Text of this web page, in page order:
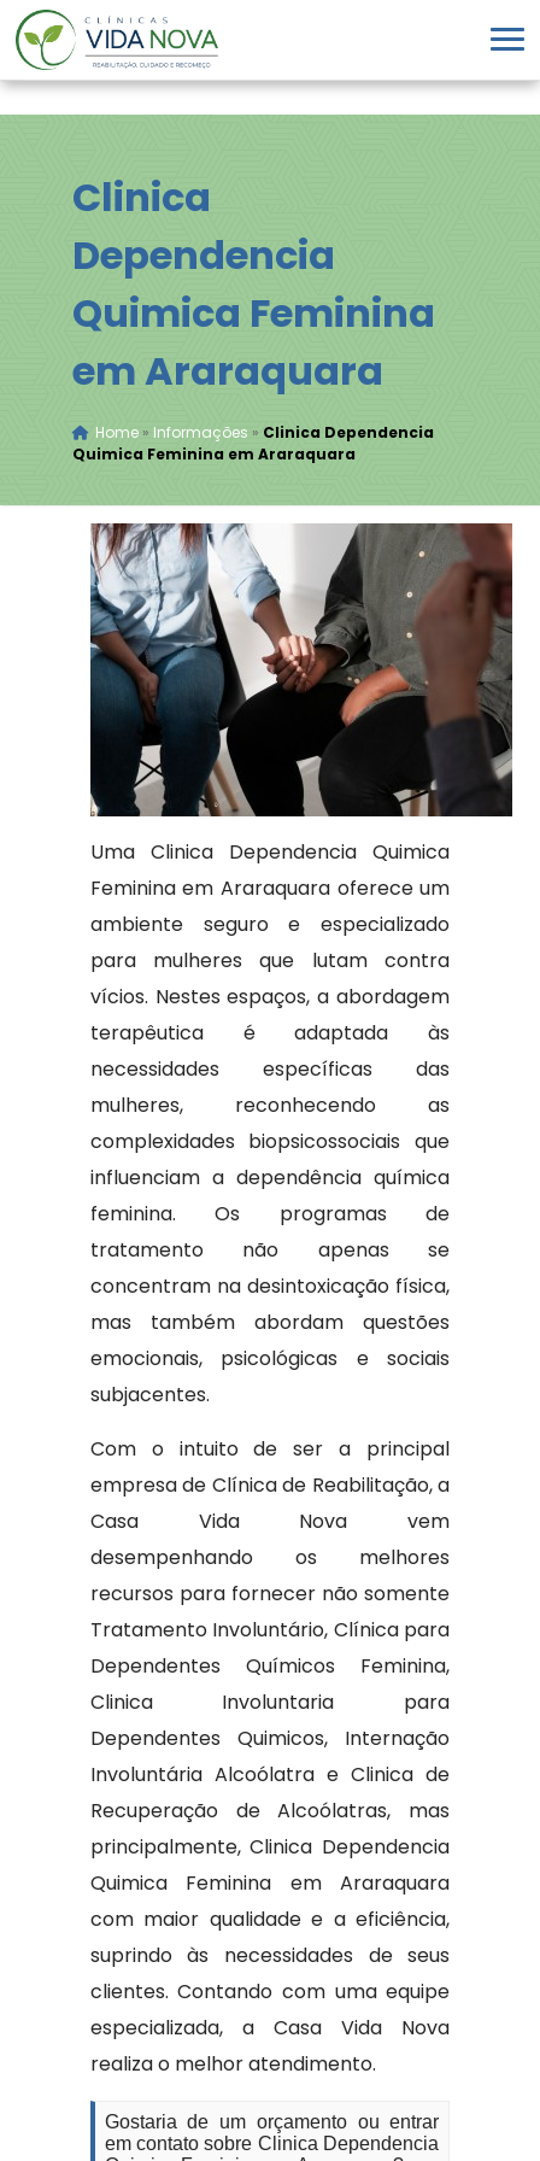
Clinica
Dependencia
Quimica Feminina
em Araraquara
Home» Informações » Clinica Dependencia
Quimica Feminina em Araraquara
Uma Clinica Dependencia Quimica
Feminina em Araraquara oferece um
ambiente seguro e especializado
para mulheres que lutam contra
vícios. Nestes espaços, a abordagem
terapêutica é adaptada às
necessidades específicas das
mulheres, reconhecendo as
complexidades biopsicossociais que
influenciam a dependência química
feminina. Os programas de
tratamento não apenas se
concentram na desintoxicação física,
mas também abordam questões
emocionais, psicológicas e sociais
subjacentes.
Com o intuito de ser a principal
empresa de Clínica de Reabilitação, a
Casa Vida Nova vem
desempenhando os melhores
recursos para fornecer não somente
Tratamento Involuntário, Clínica para
Dependentes Químicos Feminina,
Clinica Involuntaria para
Dependentes Quimicos, Internação
Involuntária Alcoólatra e Clinica de
Recuperação de Alcoólatras, mas
principalmente, Clinica Dependencia
Quimica Feminina em Araraquara
com maior qualidade e a eficiência,
suprindo às necessidades de seus
clientes. Contando com uma equipe
especializada, a Casa Vida Nova
realiza o melhor atendimento.
Gostaria de um orçamento ou entrar
em contato sobre Clinica Dependencia